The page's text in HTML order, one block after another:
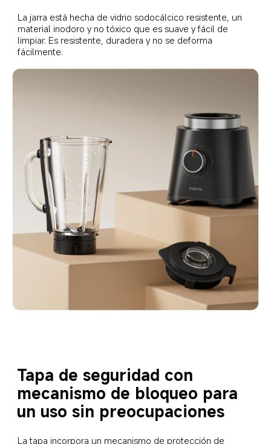
La jarra está hecha de vidrio sodocálcico resistente, un
material inodoro y no tóxico que es suave y fácil de
limpiar. Es resistente, duradera y no se deforma
fácilmente.
Tapa de seguridad con
mecanismo de bloqueo para
un uso sin preocupaciones
La tapa incorpora un mecanismo de protección de